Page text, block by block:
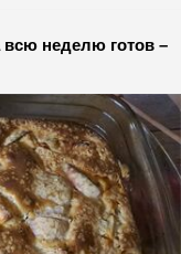
неделю готов –